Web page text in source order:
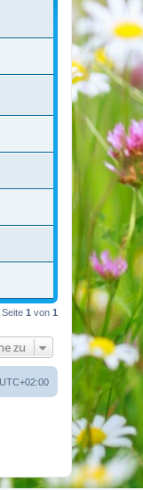
1 von 1
zu
UTC+02:00